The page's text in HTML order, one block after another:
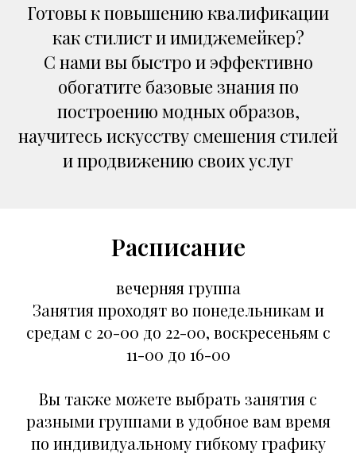
Готовы к повышению квалификации
как стилист и имиджемейкер?
С нами вы быстро и эффективно
обогатите базовые знания по
построению модных образов,
научитесь искусству смешения стилей
и продвижению своих услуг
Расписание
вечерняя группа
Занятия проходят во понедельникам и
средам с 20-00 до 22-00, воскресеньям с
11-00 до 16-00
Вы также можете выбрать занятия с
разными группами в удобное вам время
по индивидуальному гибкому графику